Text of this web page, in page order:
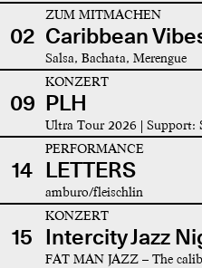
02
ZUM MITMACHEN
Caribbean
Salsa, Bachata, Merengue
09
KONZERT
PLH
Ultra Tour 2026 | Support:
14
PERFORMANCE
LETTERS
amburo/fleischlin
15
KONZERT
Intercity Jazz
FAT MAN JAZZ – The